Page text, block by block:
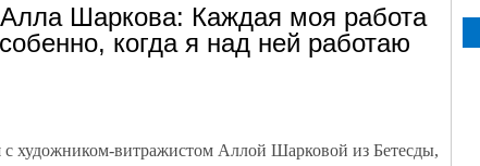
Шaркова: Каждая моя работа
когда я над ней работаю
с художником-витражистом Аллой Шaрковой из Бетесды,